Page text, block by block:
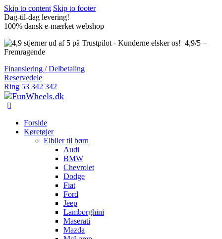
Skip to content Skip to footer
Dag-til-dag levering!
100% dansk e-mærket webshop
4,9/5 –
Fremragende
Finansiering / Delbetaling
Reservedele
Ring 53 342 342
Forside
Køretøjer
Elbiler til børn
Audi
BMW
Chevrolet
Dodge
Fiat
Ford
Jeep
Lamborghini
Maserati
Mazda